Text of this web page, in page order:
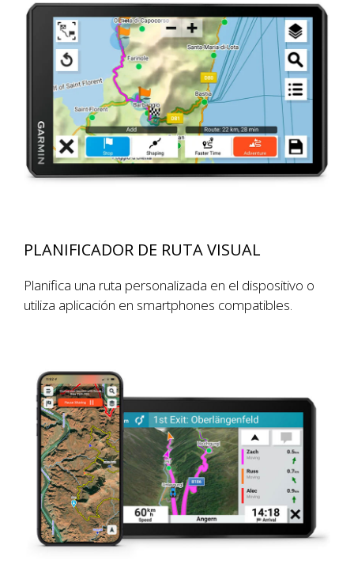
PLANIFICADOR DE RUTA VISUAL
Planifica una ruta personalizada en el dispositivo o
utiliza aplicación en smartphones compatibles.